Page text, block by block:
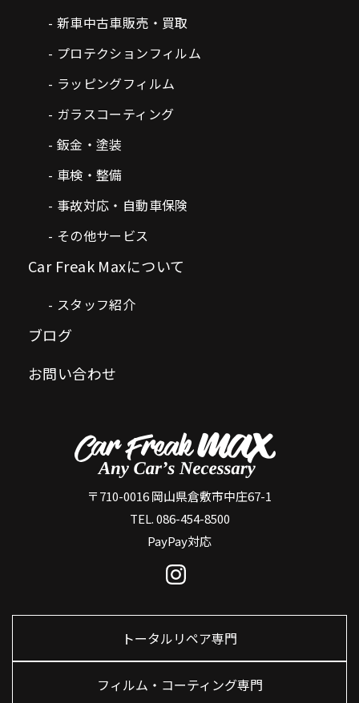
新車中古車販売・買取
プロテクションフィルム
ラッピングフィルム
ガラスコーティング
鈑金・塗装
車検・整備
事故対応・自動車保険
その他サービス
Car Freak Maxについて
スタッフ紹介
ブログ
お問い合わせ
〒710-0016 岡山県倉敷市中庄67-1
TEL. 086-454-8500
PayPay対応
トータルリペア専門
フィルム・コーティング専門